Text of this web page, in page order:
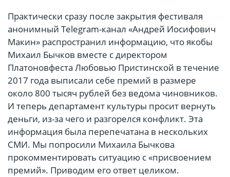
Практически сразу после закрытия фестиваля
анонимный Telegram-канал «Андрей Иосифович
Макин» распространил информацию, что якобы
Михаил Бычков вместе с директором
Платоновфеста Любовью Пристинской в течение
2017 года выписали себе премий в размере
около 800 тысяч рублей без ведома чиновников.
И теперь департамент культуры просит вернуть
деньги, из-за чего и разгорелся конфликт. Эта
информация была перепечатана в нескольких
СМИ. Мы попросили Михаила Бычкова
прокомментировать ситуацию с «присвоением
премий». Приводим его ответ целиком.